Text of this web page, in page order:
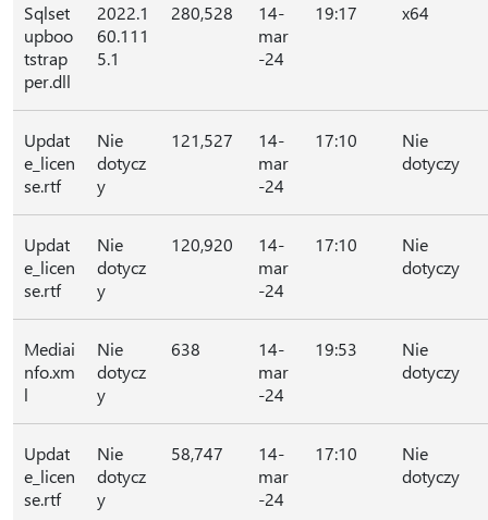
Sqlset
upboo
tstrap
per.dll
2022.1
60.111
5.1
280,528
14-
mar
-24
19:17 x64
Updat
e_licen
se.rtf
Nie
dotycz
y
121,527
14-
mar
-24
17:10
Nie
dotyczy
Updat
e_licen
se.rtf
Nie
dotycz
y
120,920
14-
mar
-24
17:10
Nie
dotyczy
Mediai
nfo.xm
l
Nie
dotycz
y
638
14-
mar
-24
19:53
Nie
dotyczy
Updat
e_licen
se.rtf
Nie
dotycz
y
58,747
14-
mar
-24
17:10
Nie
dotyczy